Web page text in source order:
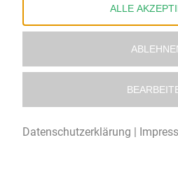
ALLE
Datenschutzerklärung |